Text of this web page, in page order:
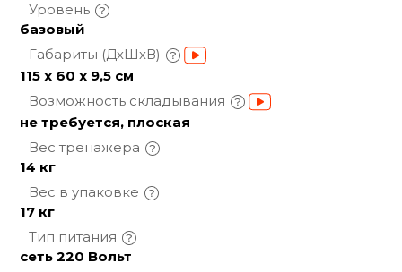
Уровень
базовый
Габариты (ДхШхВ)
115 x 60 x 9,5 см
Возможность складывания
не требуется, плоская
Вес тренажера
14 кг
Вес в упаковке
17 кг
Тип питания
сеть 220 Вольт